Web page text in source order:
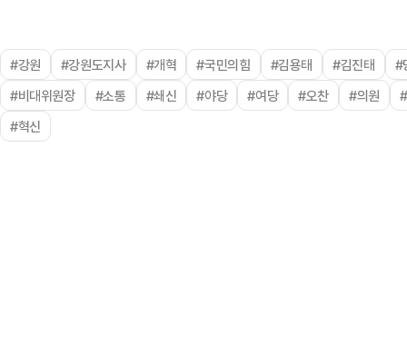
#강원 #강원도지사 #개혁 #국민의힘 #김용태 #김진태
#
#비대위원장
#소통 #쇄신 #야당 #여당 #오찬 #의원
#혁신